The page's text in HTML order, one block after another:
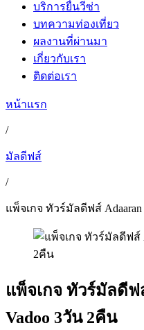
บริการยื่นวีซ่า
บทความท่องเที่ยว
ผลงานที่ผ่านมา
เกี่ยวกับเรา
ติดต่อเรา
หน้าแรก
/
มัลดีฟส์
/
แพ็จเกจ ทัวร์มัลดีฟส์ Adaaran
แพ็จเกจ ทัวร์มัลดีฟ
Vadoo 3วัน 2คืน